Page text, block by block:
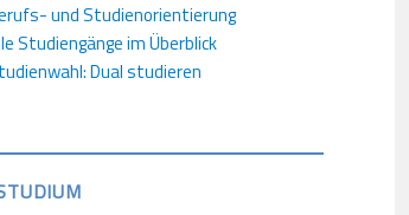
und Studienorientierung
Studiengänge im Überblick
Dual studieren